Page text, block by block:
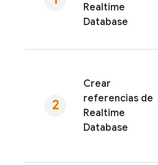
Realtime
Database
Crear
referencias de
Realtime
Database